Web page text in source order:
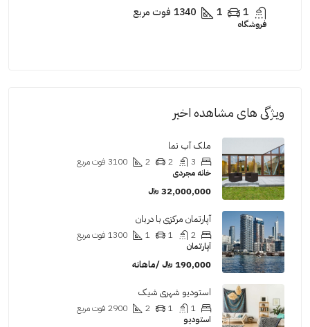
1
1
1340 فوت مربع
فروشگاه
ویژگی های مشاهده اخیر
ملک آب نما
3
2
2
3100 فوت مربع
خانه مجردی
32,000,000 ﷼
آپارتمان مرکزی با دربان
2
1
1
1300 فوت مربع
آپارتمان
190,000 ﷼ /ماهانه
استودیو شهری شیک
1
1
2
2900 فوت مربع
استودیو